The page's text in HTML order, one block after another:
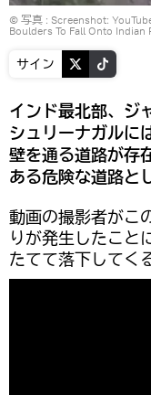
© 写真 : Screenshot:
Boulders To Fall Onto Indian
サイン
インド最北部、ジ
シュリーナガル
壁を通る道路が存
ある危険な道路と
動画の撮影者がこ
りが発生したこと
たてて落下してく